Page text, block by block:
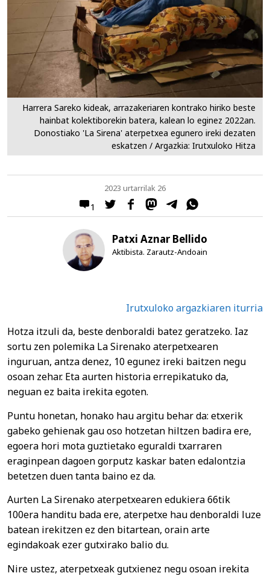
Harrera Sareko kideak, arrazakeriaren kontrako hiriko beste
hainbat kolektiborekin batera, kalean lo eginez 2022an.
Donostiako 'La Sirena' aterpetxea egunero ireki dezaten
eskatzen / Argazkia: Irutxuloko Hitza
1
2023 urtarrilak 26
Patxi Aznar Bellido
Aktibista. Zarautz-Andoain
Irutxuloko argazkiaren iturria
Hotza itzuli da, beste denboraldi batez geratzeko. Iaz
sortu zen polemika La Sirenako aterpetxearen
inguruan, antza denez, 10 egunez ireki baitzen negu
osoan zehar. Eta aurten historia errepikatuko da,
neguan ez baita irekita egoten.
Puntu honetan, honako hau argitu behar da: etxerik
gabeko gehienak gau oso hotzetan hiltzen badira ere,
egoera hori mota guztietako eguraldi txarraren
eraginpean dagoen gorputz kaskar baten edalontzia
betetzen duen tanta baino ez da.
Aurten La Sirenako aterpetxearen edukiera 66tik
100era handitu bada ere, aterpetxe hau denboraldi luze
batean irekitzen ez den bitartean, orain arte
egindakoak ezer gutxirako balio du.
Nire ustez, aterpetxeak gutxienez negu osoan irekita